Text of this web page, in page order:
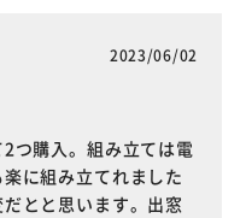
2023/06/02
つ購入。組み立ては電
に組み立てれました
とと思います。出窓